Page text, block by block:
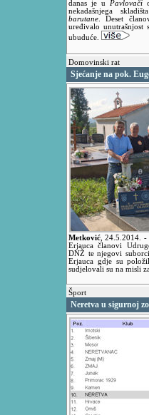
danas je u
Pavlovači
nekadašnjega
barutane . Deset
uređivalo unutrašnjost
ubuduće.
Domovinski rat
Sjećanje na pok.
Metković ,24.5.2014. -
Erjauca članovi
DNŽ te njegovi
Erjauca gdje su
sudjelovali su na misli
Šport
Neretva u sigurnoj